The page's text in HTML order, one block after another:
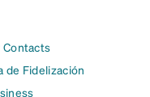
Contacts
de Fidelización